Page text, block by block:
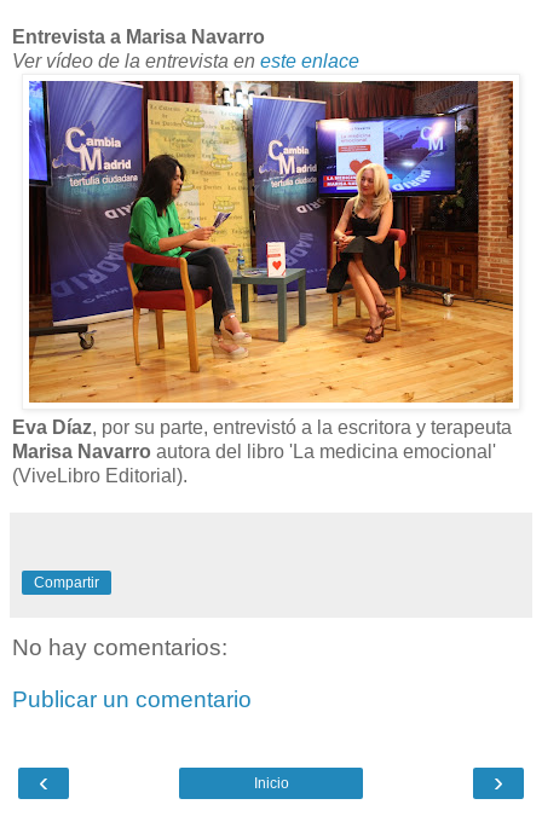
Entrevista a Marisa Navarro
Ver vídeo de la entrevista en este enlace
Eva Díaz, por su parte, entrevistó a la escritora y terapeuta
Marisa Navarro autora del libro 'La medicina emocional'
(ViveLibro Editorial).
Compartir
No hay comentarios:
Publicar un comentario
‹ ›
Inicio